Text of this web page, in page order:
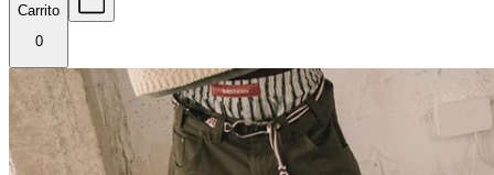
Carrito
0